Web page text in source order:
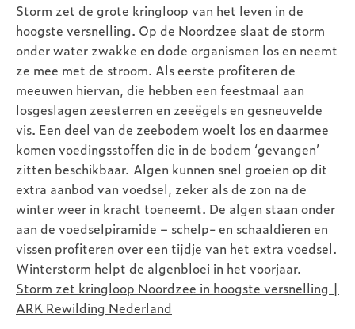
Storm zet de grote kringloop van het leven in de
hoogste versnelling. Op de Noordzee slaat de storm
onder water zwakke en dode organismen los en neemt
ze mee met de stroom. Als eerste profiteren de
meeuwen hiervan, die hebben een feestmaal aan
losgeslagen zeesterren en zeeëgels en gesneuvelde
vis. Een deel van de zeebodem woelt los en daarmee
komen voedingsstoffen die in de bodem ‘gevangen’
zitten beschikbaar. Algen kunnen snel groeien op dit
extra aanbod van voedsel, zeker als de zon na de
winter weer in kracht toeneemt. De algen staan onder
aan de voedselpiramide – schelp- en schaaldieren en
vissen profiteren over een tijdje van het extra voedsel.
Winterstorm helpt de algenbloei in het voorjaar.
Storm zet kringloop Noordzee in hoogste versnelling |
ARK Rewilding Nederland